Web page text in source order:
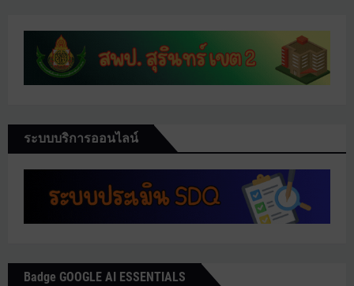
ระบบบริการออนไลน์
Badge GOOGLE AI ESSENTIALS